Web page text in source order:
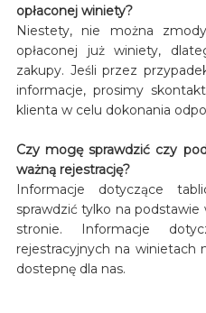
opłaconej winiety?
Niestety, nie można
opłaconej już winiety,
zakupy. Jeśli przez
informacje, prosimy
klienta w celu dokonania
Czy mogę sprawdzić czy
ważną rejestrację?
Informacje dotyczące
sprawdzić tylko na
stronie. Informacje
rejestracyjnych na winietach
dostepnę dla nas.